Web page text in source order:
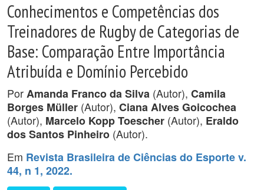
Conhecimentos e Competências dos
Treinadores de Rugby de Categorias de
Base: Comparação Entre Importância
Atribuída e Domínio Percebido
PorAmanda Franco da Silva (Autor), Camila
Borges Müller (Autor), Ciana Alves Goicochea
(Autor), Marcelo Kopp Toescher (Autor), Eraldo
dos Santos Pinheiro (Autor).
Em Revista Brasileira de Ciências do Esporte v.
44, n 1, 2022.